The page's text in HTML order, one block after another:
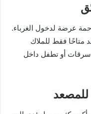
عرضة لدخول الغرباء.
متاحًا فقط للملاك
أو تطفل داخل